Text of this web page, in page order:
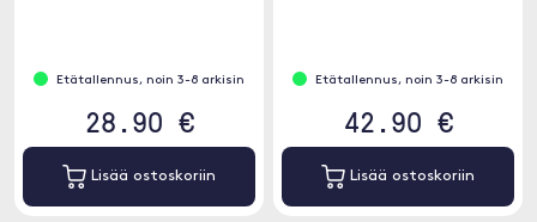
Etätallennus, noin 3-8 arkisin
28.90 €
Lisää ostoskoriin
Etätallennus, noin 3-8 arkisin
42.90 €
Lisää ostoskoriin